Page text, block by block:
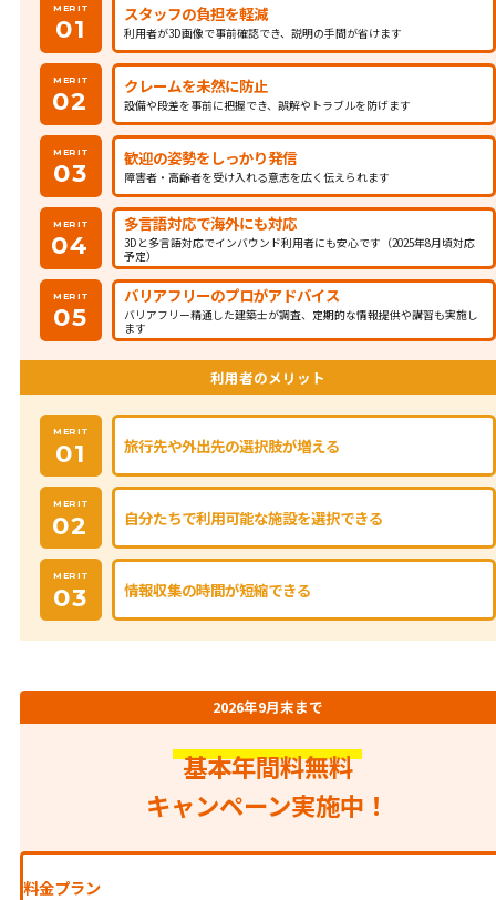
MERIT
01
スタッフの負担を軽減
利用者が3D画像で事前確認でき、説明の手間が省けます
MERIT
02
クレームを未然に防止
設備や段差を事前に把握でき、誤解やトラブルを防げます
MERIT
03
歓迎の姿勢をしっかり発信
障害者・高齢者を受け入れる意志を広く伝えられます
MERIT
04
多言語対応で海外にも対応
3Dと多言語対応でインバウンド利用者にも安心です（2025年8月頃対応
予定）
MERIT
05
バリアフリーのプロがアドバイス
バリアフリー精通した建築士が調査、定期的な情報提供や講習も実施し
ます
利用者のメリット
MERIT
01 旅行先や外出先の選択肢が増える
MERIT
02 自分たちで利用可能な施設を選択できる
MERIT
03 情報収集の時間が短縮できる
2026年9月末まで
基本年間料無料
キャンペーン実施中！
料金プラン